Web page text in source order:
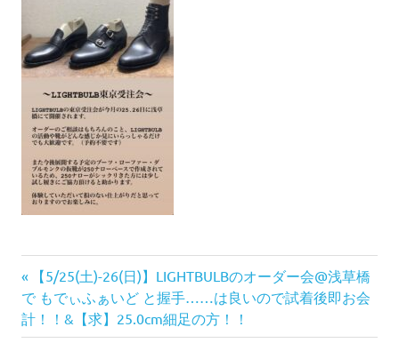
投
稿
前
の
記
事:
【5/25(土)-26(日)】LIGHTBULBのオーダー会@浅草橋
で もでぃふぁいど と握手……は良いので試着後即お会
計！！&【求】25.0cm細足の方！！